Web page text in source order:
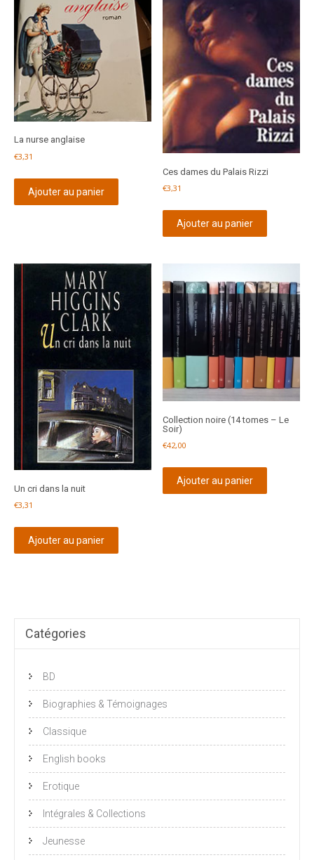
La nurse anglaise
€3,31
Ajouter au panier
Ces dames du Palais Rizzi
€3,31
Ajouter au panier
Un cri dans la nuit
€3,31
Ajouter au panier
Collection noire (14 tomes – Le
Soir)
€42,00
Ajouter au panier
Catégories
BD
Biographies & Témoignages
Classique
English books
Erotique
Intégrales & Collections
Jeunesse